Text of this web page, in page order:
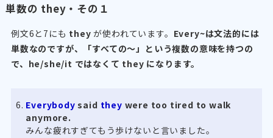
単数の they・その１
例文6と7にも they が使われています。 Every~は文法的には
単数なのですが、「すべての～」という複数の意味を持つの
で、he/she/it ではなくて they になります。
Everybody said they were too tired to walk
anymore.
みんな疲れすぎてもう歩けないと言いました。